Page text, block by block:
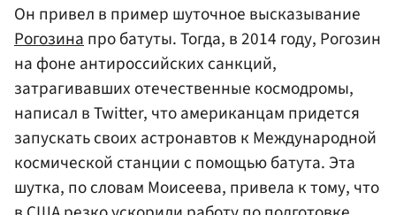
Он привел в пример шуточное высказывание
Рогозинапро батуты. Тогда, в 2014 году, Рогозин
на фоне антироссийских санкций,
затрагивавших отечественные космодромы,
написал в Twitter, что американцам придется
запускать своих астронавтов к Международной
космической станции с помощью батута. Эта
шутка, по словам Моисеева, привела к тому, что